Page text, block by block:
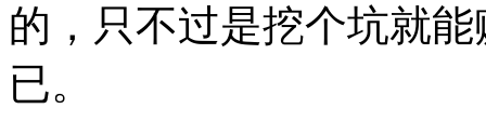
的，只不过是挖个坑就
已。